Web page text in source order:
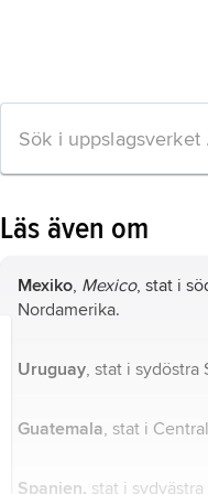
Läs även om
Mexiko, Mexico, stat i
Nordamerika.
Uruguay, stat i sydöstra
Guatemala, stat i
Spanien, stat i sydvästra